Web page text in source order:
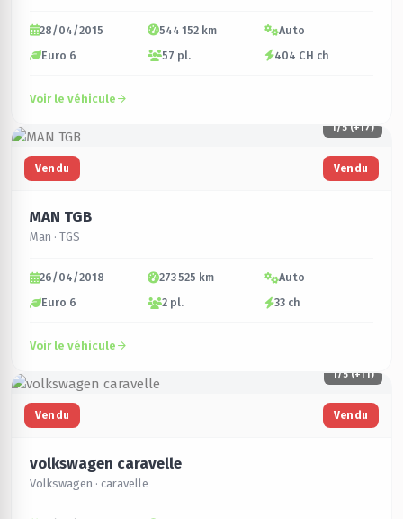
28/04/2015 544 152 km
Auto
Euro 6
57 pl. 404 CH ch
Voir le véhicule
1/5 (+17)
Vendu Vendu
MAN TGB
Man · TGS
26/04/2018 273 525 km
Auto
Euro 6
2 pl. 33 ch
Voir le véhicule
1/5 (+11)
Vendu Vendu
volkswagen caravelle
Volkswagen · caravelle